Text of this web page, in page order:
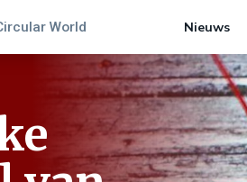
World Nieuws